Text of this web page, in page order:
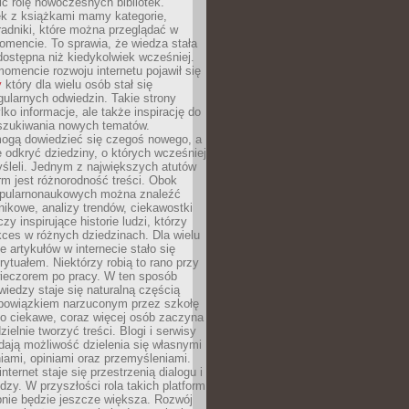
z książkami mamy kategorie,
które można przeglądać w
To sprawia, że wiedza stała
niż kiedykolwiek wcześniej.
rozwoju internetu pojawił się
który dla wielu osób stał się
odwiedzin. Takie strony
informacje, ale także inspirację do
nowych tematów.
dowiedzieć się czegoś nowego, a
odkryć dziedziny, o których wcześniej
Jednym z największych atutów
jest różnorodność treści. Obok
można znaleźć
analizy trendów, ciekawostki
inspirujące historie ludzi, którzy
w różnych dziedzinach. Dla wielu
artykułów w internecie stało się
Niektórzy robią to rano przy
po pracy. W ten sposób
staje się naturalną częścią
narzuconym przez szkołę
ciekawe, coraz więcej osób zaczyna
tworzyć treści. Blogi i serwisy
możliwość dzielenia się własnymi
opiniami oraz przemyśleniami.
staje się przestrzenią dialogu i
W przyszłości rola takich platform
będzie jeszcze większa. Rozwój